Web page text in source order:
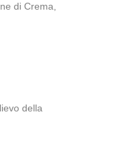
di Crema,
della